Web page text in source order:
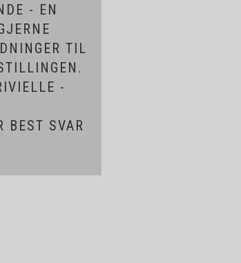
- EN
TIL
-
BEST SVAR